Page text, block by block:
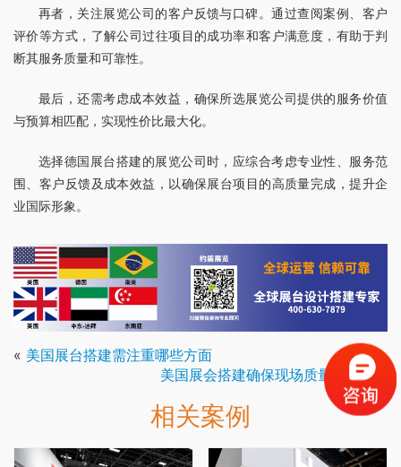
再者，关注展览公司的客户反馈与口碑。通过查阅案例、客户
评价等方式，了解公司过往项目的成功率和客户满意度，有助于判
断其服务质量和可靠性。
最后，还需考虑成本效益，确保所选展览公司提供的服务价值
与预算相匹配，实现性价比最大化。
选择德国展台搭建的展览公司时，应综合考虑专业性、服务范
围、客户反馈及成本效益，以确保展台项目的高质量完成，提升企
业国际形象。
« 美国展台搭建需注重哪些方面
美国展会搭建确保现场质量和安全»
相关案例